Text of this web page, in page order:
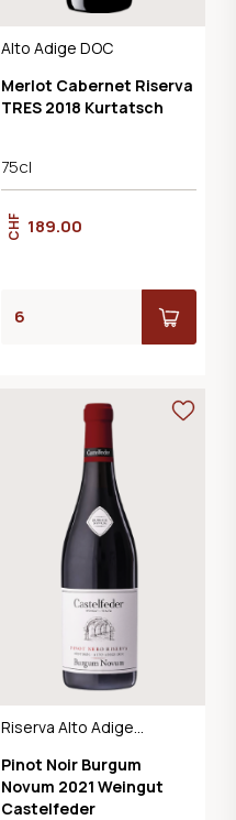
Alto Adige DOC
Merlot Cabernet Riserva
TRES 2018 Kurtatsch
75cl
CHF 189.00
Riserva Alto Adige
Pinot Noir Burgum
Novum 2021 Weingut
Castelfeder